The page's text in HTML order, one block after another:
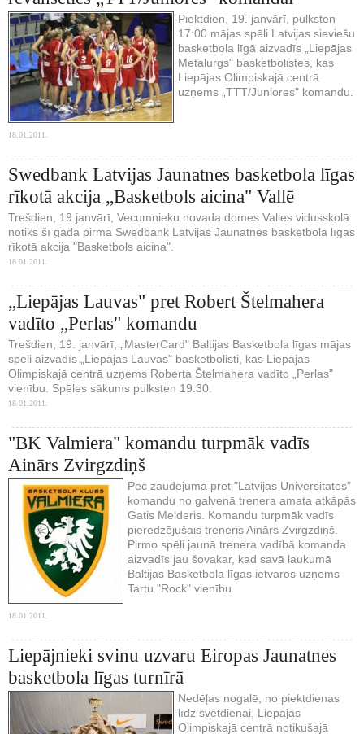
Piektdien, 19. janvārī, pulksten
17:00 mājas spēli Latvijas sieviešu
basketbola līgā aizvadīs „Liepājas
Metalurgs" basketbolistes, kas
Liepājas Olimpiskajā centrā
uzņems „TTT/Juniores" komandu.
18.01.2011.
Swedbank Latvijas Jaunatnes basketbola līgas
rīkotā akcija „Basketbols aicina" Vallē
Trešdien, 19.janvārī, Vecumnieku novada domes Valles vidusskolā
notiks šī gada pirmā Swedbank Latvijas Jaunatnes basketbola līgas
rīkotā akcija "Basketbols aicina".
18.01.2011.
„Liepājas Lauvas" pret Robert Štelmahera
vadīto „Perlas" komandu
Trešdien, 19. janvārī, „MasterCard" Baltijas Basketbola līgas mājas
spēli aizvadīs „Liepājas Lauvas" basketbolisti, kas Liepājas
Olimpiskajā centrā uzņems Roberta Štelmahera vadīto „Perlas"
vienību. Spēles sākums pulksten 19:30.
18.01.2011.
"BK Valmiera" komandu turpmāk vadīs
Ainārs Zvirgzdiņš
Pēc zaudējuma pret "Latvijas Universitātes"
komandu no galvenā trenera amata atkāpās
Gatis Melderis. Komandu turpmāk vadīs
pieredzējušais treneris Ainārs Zvirgzdiņš.
Pirmo spēli jaunā trenera vadībā komanda
aizvadīs jau šovakar, kad savā laukumā
Baltijas Basketbola līgas ietvaros uzņems
Tartu "Rock" vienību.
18.01.2011.
Liepājnieki svinu uzvaru Eiropas Jaunatnes
basketbola līgas turnīrā
Nedēļas nogalē, no piektdienas
līdz svētdienai, Liepājas
Olimpiskajā centrā notikušajā